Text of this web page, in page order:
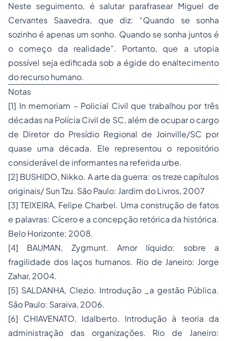
Neste seguimento, é salutar parafrasear Miguel de
Cervantes Saavedra, que diz: “Quando se sonha
sozinho é apenas um sonho. Quando se sonha juntos é
o começo da realidade”. Portanto, que a utopia
possível seja edificada sob a égide do enaltecimento
do recurso humano.
Notas
[1] In memoriam – Policial Civil que trabalhou por três
décadas na Polícia Civil de SC, além de ocupar o cargo
de Diretor do Presídio Regional de Joinville/SC por
quase uma década. Ele representou o repositório
considerável de informantes na referida urbe.
[2] BUSHIDO, Nikko. A arte da guerra: os treze capítulos
originais/ Sun Tzu. São Paulo: Jardim do Livros, 2007
[3] TEIXEIRA, Felipe Charbel. Uma construção de fatos
e palavras: Cícero e a concepção retórica da histórica.
Belo Horizonte: 2008.
[4] BAUMAN, Zygmunt. Amor líquido: sobre a
fragilidade dos laços humanos. Rio de Janeiro: Jorge
Zahar, 2004.
[5] SALDANHA, Clezio. Introdução _a gestão Pública.
São Paulo: Saraiva, 2006.
[6] CHIAVENATO, Idalberto. Introdução à teoria da
administração das organizações. Rio de Janeiro: